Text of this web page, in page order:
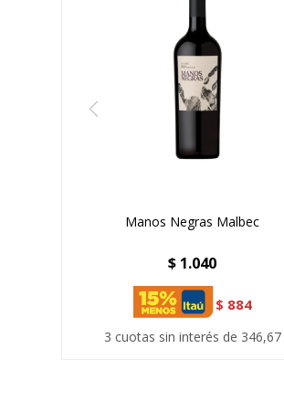
Manos Negras Malbec
$ 1.040
$ 884
3 cuotas sin interés de 346,67